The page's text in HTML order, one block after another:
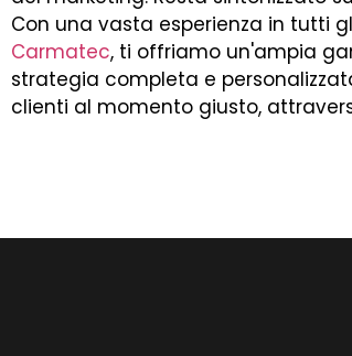
Con una vasta esperienza in tutti
Carmatec, ti offriamo un'ampia
strategia completa e
clienti al momento giusto,